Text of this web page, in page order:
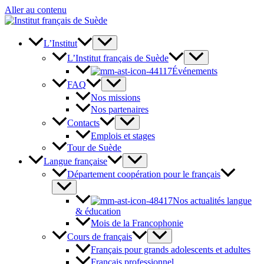
Aller au contenu
L’Institut
L’Institut français de Suède
Événements
FAQ
Nos missions
Nos partenaires
Contacts
Emplois et stages
Tour de Suède
Langue française
Département coopération pour le français
Nos actualités langue
& éducation
Mois de la Francophonie
Cours de français
Français pour grands adolescents et adultes
Français professionnel